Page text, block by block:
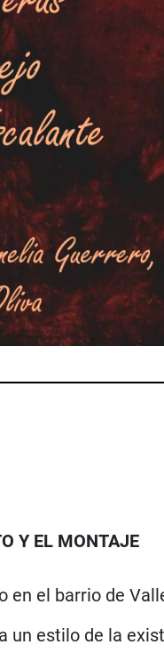
Y EL MONTAJE
en el barrio de
un estilo de la